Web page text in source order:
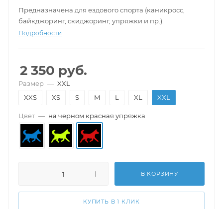
Предназначена для ездового спорта (каникросс,
байкджоринг, скиджоринг, упряжки и пр.).
Подробности
2 350 руб.
Размер — XXL
XXS
XS S M L XL XXL
Цвет — на черном красная упряжка
В КОРЗИНУ
КУПИТЬ В 1 КЛИК